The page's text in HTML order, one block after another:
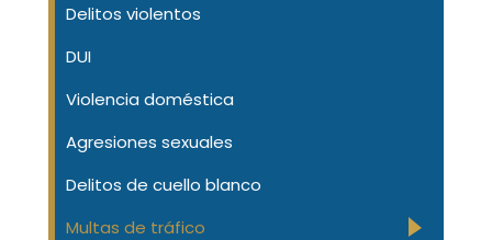
Delitos violentos
DUI
Violencia doméstica
Agresiones sexuales
Delitos de cuello blanco
Multas de tráfico